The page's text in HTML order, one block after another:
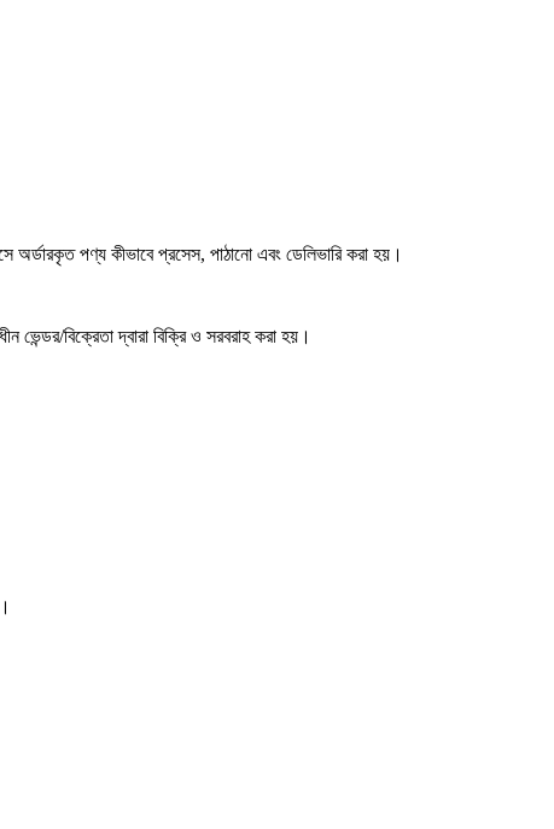
পণ্য কীভাবে প্রসেস, পাঠানো এবং ডেলিভারি করা হয়।
ভেন্ডর/বিক্রেতা দ্বারা বিক্রি ও সরবরাহ করা হয়।